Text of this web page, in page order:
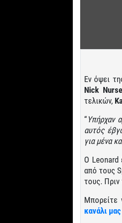
Εν όψει
Nick Nurse
τελικών,
“Υπήρχαν
αυτός
για μένα
O Leonard
από τους
τους. Πριν
Μπορείτε
κανάλι